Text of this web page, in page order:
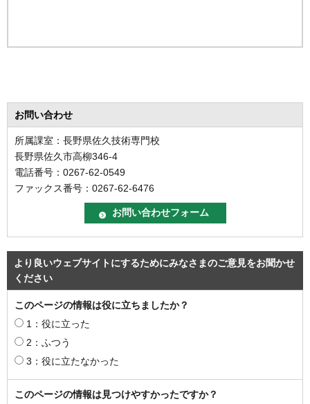
お問い合わせ
所属課室：長野県佐久技術専門校
長野県佐久市高柳346-4
電話番号：0267-62-0549
ファックス番号：0267-62-6476
より良いウェブサイトにするためにみなさまのご意見をお聞かせ
ください
このページの情報は役に立ちましたか？
1：役に立った
2：ふつう
3：役に立たなかった
このページの情報は見つけやすかったですか？